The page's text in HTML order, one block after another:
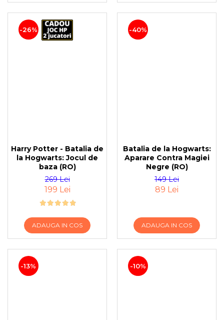
-26%
Harry Potter - Batalia de
la Hogwarts: Jocul de
baza (RO)
269 Lei
199 Lei
ADAUGA IN COS
-40%
Batalia de la Hogwarts:
Aparare Contra Magiei
Negre (RO)
149 Lei
89 Lei
ADAUGA IN COS
-13% -10%